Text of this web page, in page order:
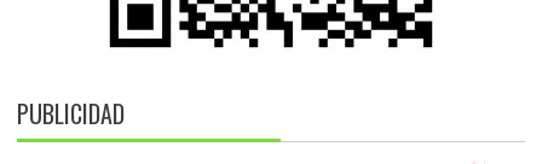
PUBLICIDAD